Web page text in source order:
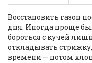
Восстановить газон
дня. Иногда проще
бороться с кучей
откладывать
времени — потом